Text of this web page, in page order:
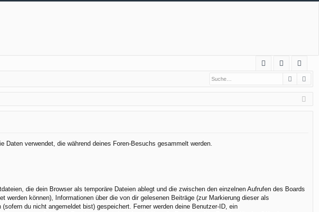
Q
m
el
eg
ist
rie
Suche
Daten verwendet, die während deines Foren-Besuchs gesammelt werden.
die dein Browser als temporäre Dateien ablegt und die zwischen den einzelnen Aufrufen des Boards
können), Informationen über die von dir gelesenen Beiträge (zur Markierung dieser als
du nicht angemeldet bist) gespeichert. Ferner werden deine Benutzer-ID, ein